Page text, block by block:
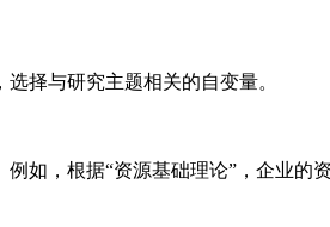
择与研究主题相关的自变量。
如，根据“资源基础理论”，企业